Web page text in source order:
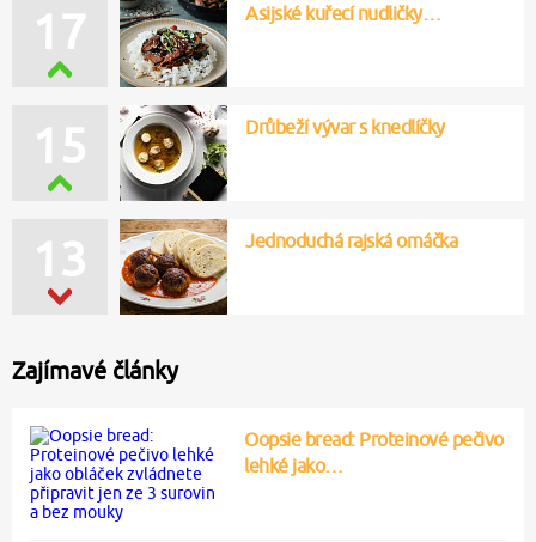
17 Asijské kuřecí nudličky…
13 Jednoduchá rajská omáčka
15 Drůbeží vývar s knedlíčky
Zajímavé články
Oopsie bread: Proteinové pečivo
lehké jako…